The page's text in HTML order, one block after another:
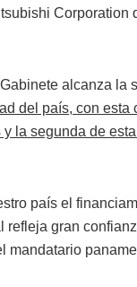
Corporation
alcanza la
del país, con
la segunda de
país el
gran
mandatario